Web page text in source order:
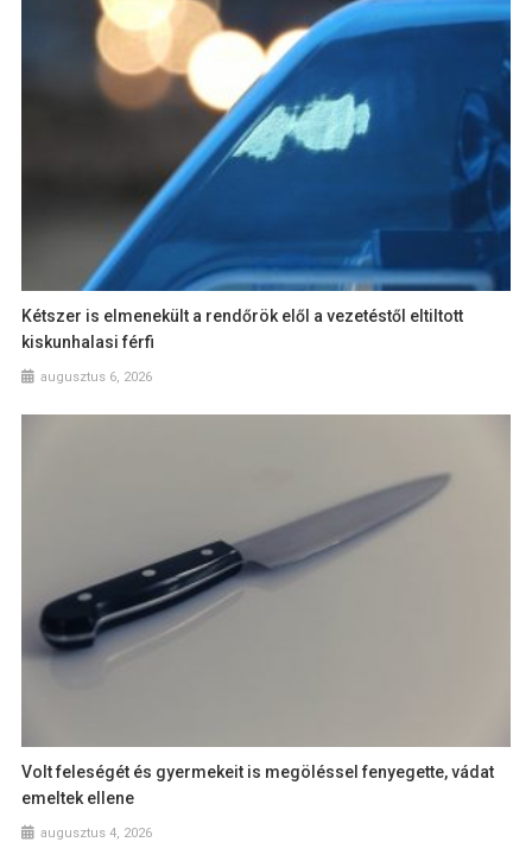
Kétszer is elmenekült a rendőrök elől a vezetéstől eltiltott
kiskunhalasi férfi
augusztus 6, 2026
Volt feleségét és gyermekeit is megöléssel fenyegette, vádat
emeltek ellene
augusztus 4, 2026